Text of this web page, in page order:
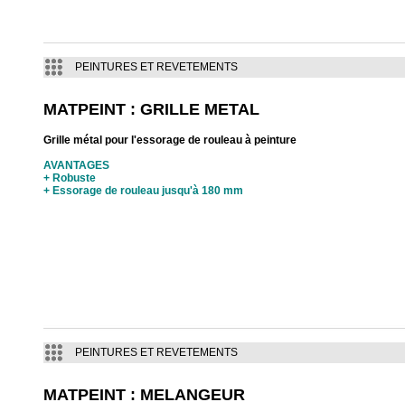
PEINTURES ET REVETEMENTS
MATPEINT : GRILLE METAL
Grille métal pour l'essorage de rouleau à peinture
AVANTAGES
+ Robuste
+ Essorage de rouleau jusqu'à 180 mm
PEINTURES ET REVETEMENTS
MATPEINT : MELANGEUR